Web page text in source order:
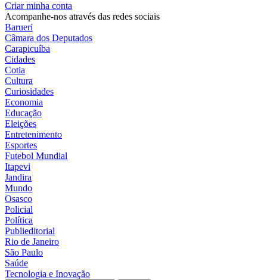
Criar minha conta
Acompanhe-nos através das redes sociais
Barueri
Câmara dos Deputados
Carapicuíba
Cidades
Cotia
Cultura
Curiosidades
Economia
Educação
Eleições
Entretenimento
Esportes
Futebol Mundial
Itapevi
Jandira
Mundo
Osasco
Policial
Política
Publieditorial
Rio de Janeiro
São Paulo
Saúde
Tecnologia e Inovação